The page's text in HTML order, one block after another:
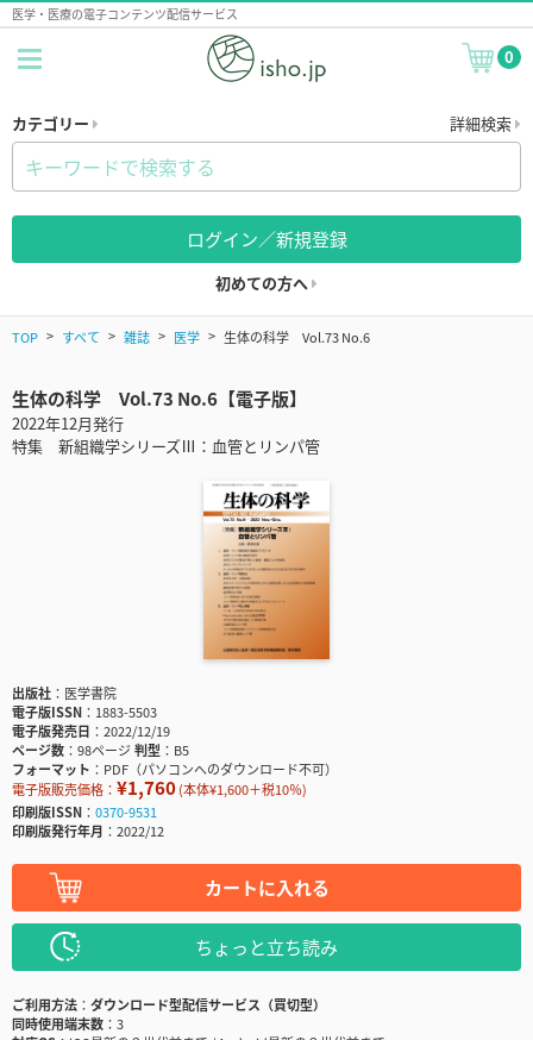
医学・医療の電子コンテンツ配信サービス
0
カテゴリー 詳細検索
ログイン／新規登録
初めての方へ
TOP すべて 雑誌 医学 生体の科学 Vol.73 No.6
生体の科学 Vol.73 No.6【電子版】
2022年12月発行
特集 新組織学シリーズⅢ：血管とリンパ管
出版社
医学書院
電子版ISSN
1883-5503
電子版発売日
2022/12/19
ページ数
98ページ判型
B5
フォーマット
PDF（パソコンへのダウンロード不可）
電子版販売価格： ¥1,760(本体¥1,600＋税10％)
印刷版ISSN
0370-9531
印刷版発行年月
2022/12
カートに入れる
ちょっと立ち読み
ご利用方法
ダウンロード型配信サービス（買切型）
同時使用端末数
3